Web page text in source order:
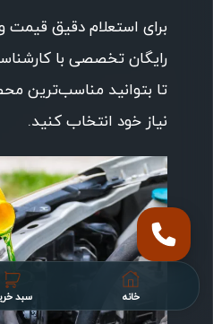
برای استعلام دقیق قیمت
رایگان تخصصی با
تا بتوانید مناسب‌ترین
نیاز خود انتخاب کنید.
خانه سبد